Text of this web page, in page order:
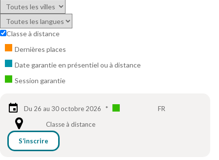
Classe à distance
Dernières places
Date garantie en présentiel ou à distance
Session garantie
Du 26 au 30 octobre 2026 *
FR
Classe à distance
S’inscrire